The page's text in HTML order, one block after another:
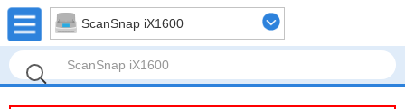
ScanSnap iX1600